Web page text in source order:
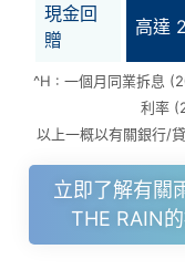
現金回
贈
高達
^H : 一個月同業拆息
利率
以上一概以有關銀行/
立即了解有關
THE RAIN